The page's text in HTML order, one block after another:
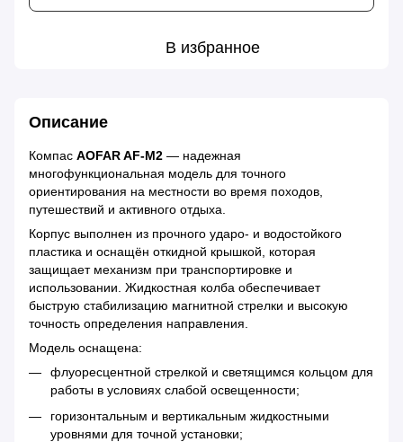
В избранное
Описание
Компас AOFAR AF-M2 — надежная
многофункциональная модель для точного
ориентирования на местности во время походов,
путешествий и активного отдыха.
Корпус выполнен из прочного ударо- и водостойкого
пластика и оснащён откидной крышкой, которая
защищает механизм при транспортировке и
использовании. Жидкостная колба обеспечивает
быструю стабилизацию магнитной стрелки и высокую
точность определения направления.
Модель оснащена:
флуоресцентной стрелкой и светящимся кольцом для
работы в условиях слабой освещенности;
горизонтальным и вертикальным жидкостными
уровнями для точной установки;